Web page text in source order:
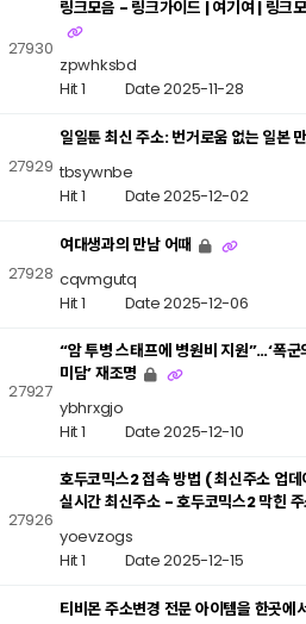
27930
링크모음 - 링크가이드 | 여기여 | 링크
zpwhksbd
Hit 1 Date 2025-11-28
27929
일일툰 최신 주소: 번거로움 없는 일본
tbsywnbe
Hit 1 Date 2025-12-02
27928
여대생과의 만남 어때
cqvmgutq
Hit 1 Date 2025-12-06
27927
“암 투병 스태프에 병원비 지원”…‘폭군
미담’ 재조명
ybhrxgjo
Hit 1 Date 2025-12-10
27926
호두코믹스2 접속 방법 ( 최신주소 업
실시간 최신주소 - 호두코믹스2 막힌
yoevzogs
Hit 1 Date 2025-12-15
티비몬 주소변경 전문 아이템을 한곳에